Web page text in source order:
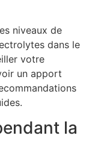
niveaux de
dans le
votre
un apport
la